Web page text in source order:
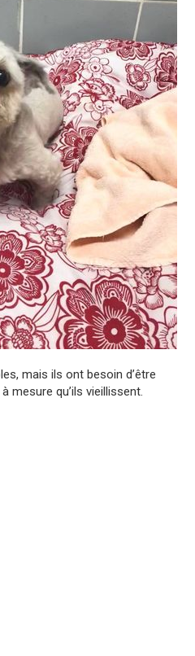
mais ils ont besoin d’être
mesure qu’ils vieillissent.